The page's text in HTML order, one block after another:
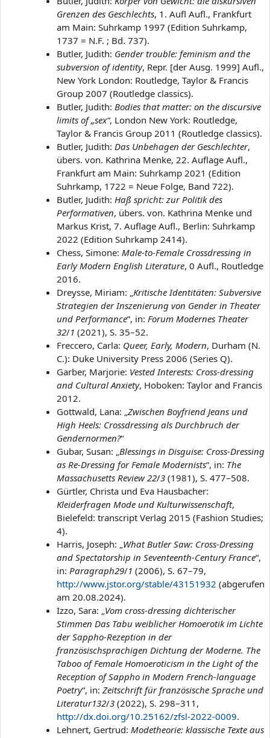
Grenzen des Geschlechts, 1. Aufl Aufl., Frankfurt
am Main: Suhrkamp 1997 (Edition Suhrkamp,
1737 = N.F. ; Bd. 737).
Butler, Judith: Gender trouble: feminism and the
subversion of identity, Repr. [der Ausg. 1999] Aufl.,
New York London: Routledge, Taylor & Francis
Group 2007 (Routledge classics).
Butler, Judith: Bodies that matter: on the discursive
limits of „sex“, London New York: Routledge,
Taylor & Francis Group 2011 (Routledge classics).
Butler, Judith: Das Unbehagen der Geschlechter,
übers. von. Kathrina Menke, 22. Auflage Aufl.,
Frankfurt am Main: Suhrkamp 2021 (Edition
Suhrkamp, 1722 = Neue Folge, Band 722).
Butler, Judith: Haß spricht: zur Politik des
Performativen, übers. von. Kathrina Menke und
Markus Krist, 7. Auflage Aufl., Berlin: Suhrkamp
2022 (Edition Suhrkamp 2414).
Chess, Simone: Male-to-Female Crossdressing in
Early Modern English Literature, 0 Aufl., Routledge
2016.
Dreysse, Miriam: „ Kritische Identitäten: Subversive
Strategien der Inszenierung von Gender in Theater
und Performance“, in: Forum Modernes Theater
32/1 (2021), S. 35–52.
Freccero, Carla: Queer, Early, Modern, Durham (N.
C.): Duke University Press 2006 (Series Q).
Garber, Marjorie: Vested Interests: Cross-dressing
and Cultural Anxiety, Hoboken: Taylor and Francis
2012.
Gottwald, Lana: „ Zwischen Boyfriend Jeans und
High Heels: Crossdressing als Durchbruch der
Gendernormen?“
Gubar, Susan: „ Blessings in Disguise: Cross-Dressing
as Re-Dressing for Female Modernists“, in: The
Massachusetts Review 22/3 (1981), S. 477–508.
Gürtler, Christa und Eva Hausbacher:
Kleiderfragen Mode und Kulturwissenschaft,
Bielefeld: transcript Verlag 2015 (Fashion Studies;
4).
Harris, Joseph: „ What Butler Saw: Cross-Dressing
and Spectatorship in Seventeenth-Century France“,
in: Paragraph29/1 (2006), S. 67–79,
http://www.jstor.org/stable/43151932 (abgerufen
am 20.08.2024).
Izzo, Sara: „ Vom cross-dressing dichterischer
Stimmen Das Tabu weiblicher Homoerotik im Lichte
der Sappho-Rezeption in der
französischsprachigen Dichtung der Moderne. The
Taboo of Female Homoeroticism in the Light of the
Reception of Sappho in Modern French-language
Poetry“, in: Zeitschrift für französische Sprache und
Literatur132/3 (2022), S. 298–311,
http://dx.doi.org/10.25162/zfsl-2022-0009.
Lehnert, Gertrud: Modetheorie: klassische Texte aus